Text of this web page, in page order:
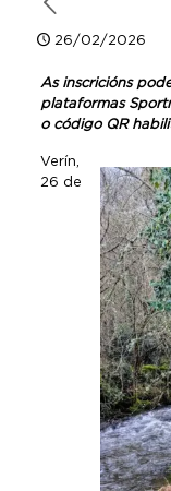
26/02/2026
As inscricións
plataformas
o código QR
Verín,
26 de